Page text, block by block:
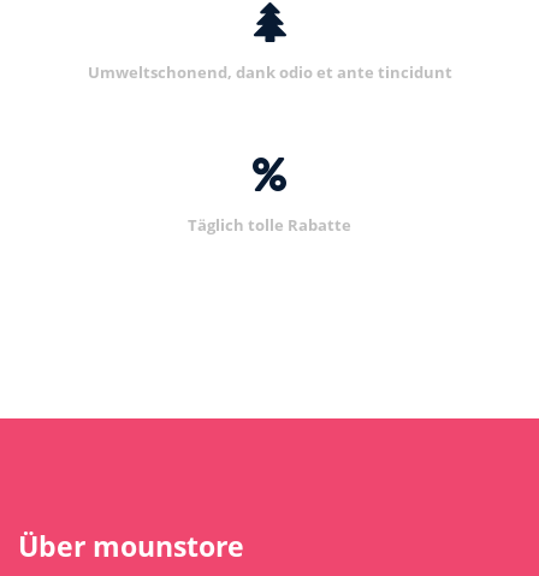
Umweltschonend, dank odio et ante tincidunt
Täglich tolle Rabatte
Über mounstore